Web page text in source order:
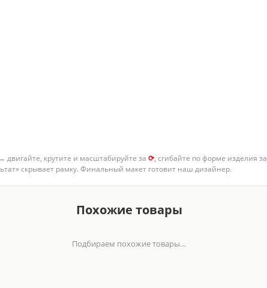
двигайте, крутите и масштабируйте за ⟳, сгибайте по форме изделия за
скрывает рамку. Финальный макет готовит наш дизайнер.
Похожие товары
Подбираем похожие товары…